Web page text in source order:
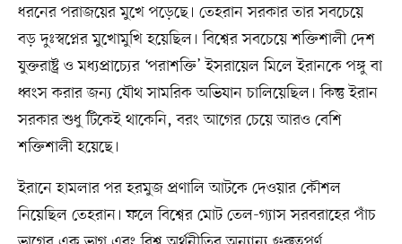
ধরনের পরাজয়ের মুখে পড়েছে। তেহরান সরকার তার সবচেয়ে
বড় দুঃস্বপ্নের মুখোমুখি হয়েছিল। বিশ্বের সবচেয়ে শক্তিশালী দেশ
যুক্তরাষ্ট্র ও মধ্যপ্রাচ্যের ‘পরাশক্তি’ ইসরায়েল মিলে ইরানকে পঙ্গু বা
ধ্বংস করার জন্য যৌথ সামরিক অভিযান চালিয়েছিল। কিন্তু ইরান
সরকার শুধু টিকেই থাকেনি, বরং আগের চেয়ে আরও বেশি
শক্তিশালী হয়েছে।
ইরানে হামলার পর হরমুজ প্রণালি আটকে দেওয়ার কৌশল
নিয়েছিল তেহরান। ফলে বিশ্বের মোট তেল-গ্যাস সরবরাহের পাঁচ